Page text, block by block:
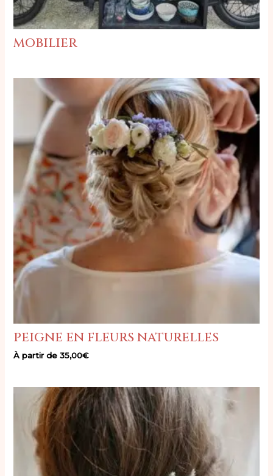
mobilier
peigne en fleurs naturelles
À partir de35,00€